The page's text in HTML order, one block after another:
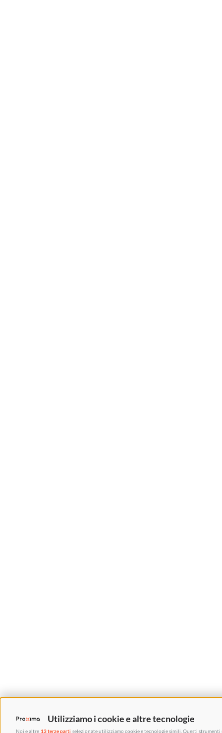
Utilizziamo i cookie e altre tecnologie
Noi e altre 13 terze parti selezionate utilizziamo cookie e tecnologie simili. Questi